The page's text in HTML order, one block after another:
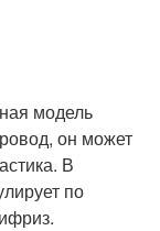
модель
он может
В
по